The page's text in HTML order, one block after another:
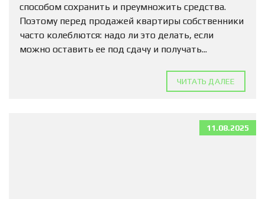
способом сохранить и преумножить средства.
Поэтому перед продажей квартиры собственники
часто колеблются: надо ли это делать, если
можно оставить ее под сдачу и получать...
ЧИТАТЬ ДАЛЕЕ
11.08.2025